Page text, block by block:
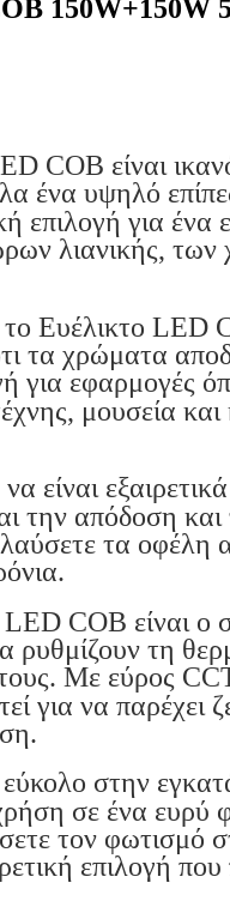
150W+150W
COB είναι
ένα υψηλό
επιλογή για
λιανικής, των
Ευέλικτο LED
τα χρώματα
για εφαρμογές
μουσεία
είναι
την απόδοση και
τα οφέλη
COB είναι ο
ρυθμίζουν τη
Με εύρος
για να παρέχει
στην
σε ένα ευρύ
τον φωτισμό
επιλογή